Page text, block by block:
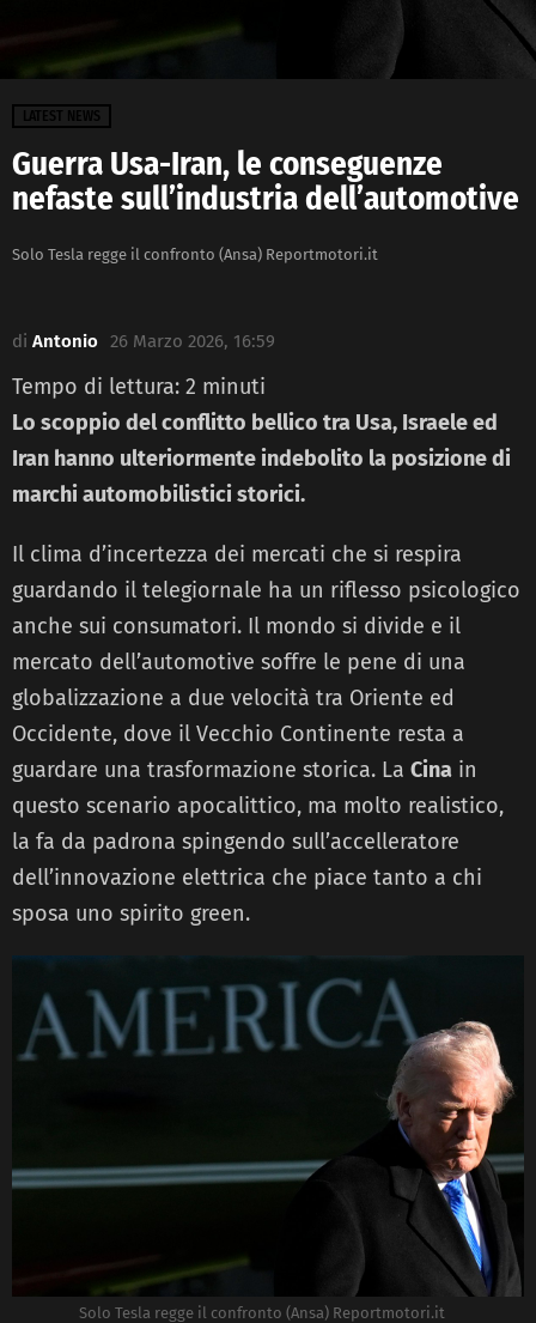
LATEST NEWS
Guerra Usa-Iran, le conseguenze
nefaste sull’industria dell’automotive
Solo Tesla regge il confronto (Ansa) Reportmotori.it
di Antonio 26 Marzo 2026, 16:59
Tempo di lettura: 2 minuti
Lo scoppio del conflitto bellico tra Usa, Israele ed
Iran hanno ulteriormente indebolito la posizione di
marchi automobilistici storici.
Il clima d’incertezza dei mercati che si respira
guardando il telegiornale ha un riflesso psicologico
anche sui consumatori. Il mondo si divide e il
mercato dell’automotive soffre le pene di una
globalizzazione a due velocità tra Oriente ed
Occidente, dove il Vecchio Continente resta a
guardare una trasformazione storica. La Cina in
questo scenario apocalittico, ma molto realistico,
la fa da padrona spingendo sull’accelleratore
dell’innovazione elettrica che piace tanto a chi
sposa uno spirito green.
Solo Tesla regge il confronto (Ansa) Reportmotori.it